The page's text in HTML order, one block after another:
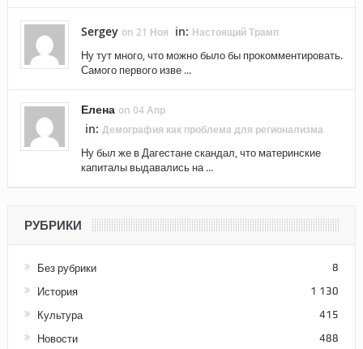
Sergey on 21 Ноя in: Настоящий Трамп
Ну тут много, что можно было бы прокомментировать.
Самого первого изве ...
Елена on 04 Апр
in: Демография как проблема для регионализма
Ну был же в Дагестане скандал, что материнские
капиталы выдавались на ...
РУБРИКИ
Без рубрики 8
История 1 130
Культура 415
Новости 488